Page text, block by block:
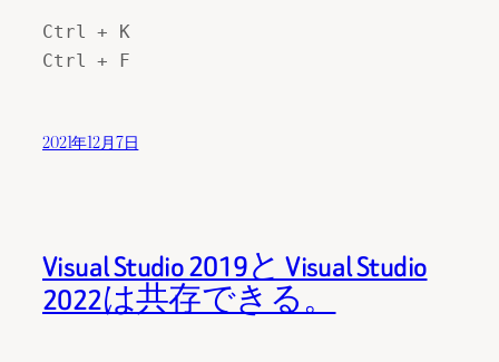
Ctrl + K
Ctrl + F
2021年12月7日
Visual Studio 2019と Visual Studio
2022は共存できる。